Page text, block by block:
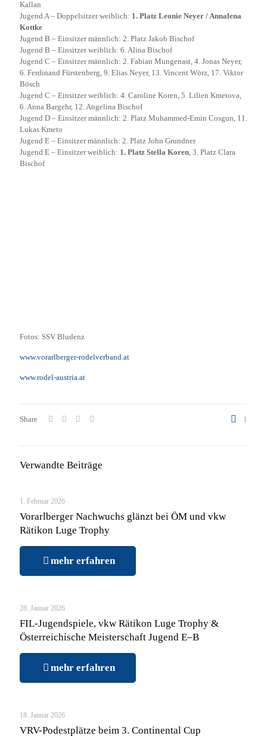
Kallan
Jugend A – Doppelsitzer weiblich: 1. Platz Leonie Neyer / Annalena
Kottke
Jugend B – Einsitzer männlich: 2. Platz Jakob Bischof
Jugend B – Einsitzer weiblich: 6. Alina Bischof
Jugend C – Einsitzer männlich: 2. Fabian Mungenast, 4. Jonas Neyer,
6. Ferdinand Fürstenberg, 9. Elias Neyer, 13. Vincent Wörz, 17. Viktor
Bösch
Jugend C – Einsitzer weiblich: 4. Caroline Koren, 5. Lilien Kmetova,
6. Anna Bargehr, 12. Angelina Bischof
Jugend D – Einsitzer männlich: 2. Platz Muhammed-Emin Cosgun, 11.
Lukas Kmeto
Jugend E – Einsitzer männlich: 2. Platz John Grundner
Jugend E – Einsitzer weiblich: 1. Platz Stella Koren, 3. Platz Clara
Bischof
Fotos: SSV Bludenz
www.vorarlberger-rodelverband.at
www.rodel-austria.at
Share 1
Verwandte Beiträge
1. Februar 2026
Vorarlberger Nachwuchs glänzt bei ÖM und vkw
Rätikon Luge Trophy
mehr erfahren
28. Januar 2026
FIL-Jugendspiele, vkw Rätikon Luge Trophy &
Österreichische Meisterschaft Jugend E–B
mehr erfahren
18. Januar 2026
VRV-Podestplätze beim 3. Continental Cup